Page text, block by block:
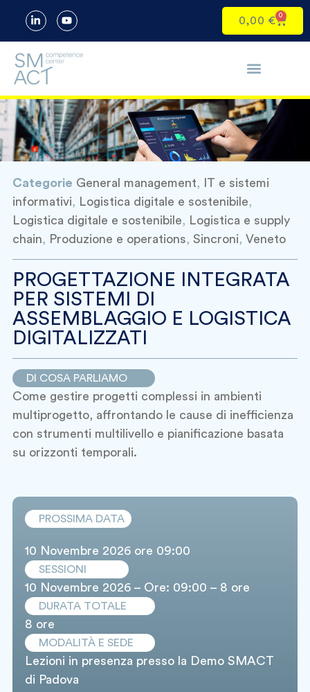
0,00 € 0
Categorie General management,
IT e sistemi
informativi, Logistica digitale e sostenibile,
Logistica digitale e sostenibile, Logistica e supply
chain, Produzione e operations, Sincroni, Veneto
PROGETTAZIONE INTEGRATA
PER SISTEMI DI
ASSEMBLAGGIO E LOGISTICA
DIGITALIZZATI
DI COSA PARLIAMO
Come gestire progetti complessi in ambienti
multiprogetto, affrontando le cause di inefficienza
con strumenti multilivello e pianificazione basata
su orizzonti temporali.
PROSSIMA DATA
10 Novembre 2026 ore 09:00
SESSIONI
10 Novembre 2026 – Ore: 09:00 – 8 ore
DURATA TOTALE
8 ore
MODALITÀ E SEDE
Lezioni in presenza presso la Demo SMACT
di Padova